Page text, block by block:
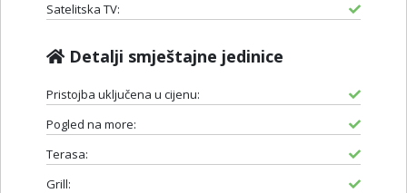
Satelitska TV:
Detalji smještajne jedinice
Pristojba uključena u cijenu:
Pogled na more:
Terasa:
Grill: